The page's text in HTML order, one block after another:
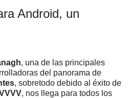
Android, un
, una de las principales
del panorama de
, sobretodo debido al éxito de
, nos llega para todos los